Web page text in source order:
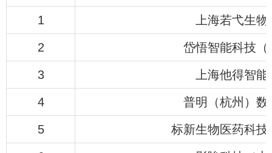
1 上海若弋生
2 岱悟智能科技
3 上海他得智
4 普明（杭州）
5 标新生物医药科